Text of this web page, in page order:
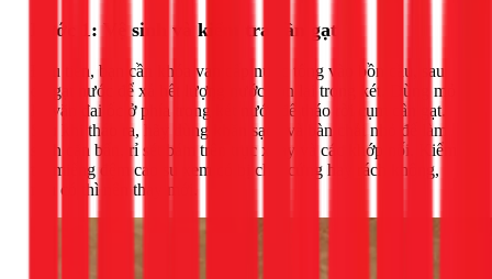
Bước 1: Vệ sinh và kiểm tra cần gạt
Đầu tiên, bạn cần khóa van cấp nước tổng vào bồn cầu, sau
đó gạt nước để xả hết lượng nước còn lại trong két. Dùng mỏ
lết vặn đai ốc ở phía trong két nước để tháo rời cụm cần gạt.
Sau khi tháo ra, hãy dùng khăn sạch và bàn chải nhỏ để làm
sạch cặn bẩn, rỉ sét bám trên trục xoay và các khớp nối. Kiểm
tra miếng đệm cao su xem có bị chai cứng hay rách không,
nếu có thì nên thay mới.